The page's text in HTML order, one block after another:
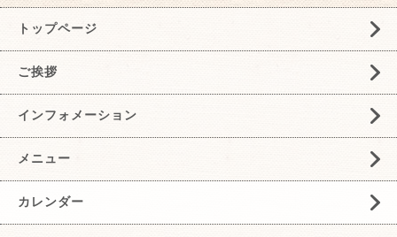
トップページ
ご挨拶
インフォメーション
メニュー
カレンダー